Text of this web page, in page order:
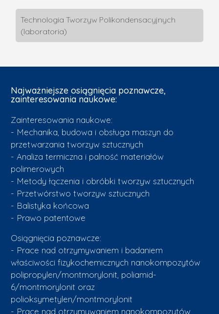
Technologia Tworzyw Polikondensacyjnych
(laboratoria)
Najważniejsze osiągnięcia poznawcze,
zainteresowania naukowe:
Zainteresowania naukowe:
- Mechanika, budowa i obsługa maszyn do
przetwarzania tworzyw sztucznych
- Analiza termiczna i palność materiałów
polimerowych
- Metody łączenia i obróbki tworzyw sztucznych
- Przetwórstwo tworzyw sztucznych
- Balistyka końcowa
- Prawo patentowe
Osiągnięcia poznawcze:
- Prace nad otrzymywaniem i badaniem
właściwości fizykochemicznych nanokompozytów
polipropylen/montmorylonit, poliamid-
6/montmorylonit oraz
polioksymetylen/montmorylonit
- Prace nad otrzymywaniem nanokompozytów